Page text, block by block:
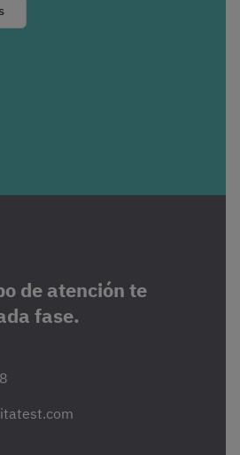
de atención te
fase.